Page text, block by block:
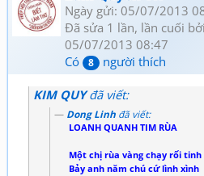
Ngày gửi: 05/07/2013
Đã sửa 1 lần, lần cuối bởi
05/07/2013 08:47
Có
8 người thích
KIM QUYđã viết:
Dong Linh đã viết:
LOANH QUANH TIM RÙA
Một chị rùa vàng chạy rối tinh
Bảy anh năm chú cứ lình xình